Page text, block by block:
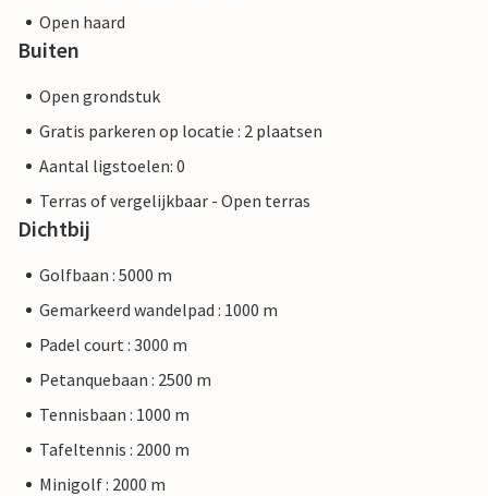
Open haard
Buiten
Open grondstuk
Gratis parkeren op locatie : 2 plaatsen
Aantal ligstoelen: 0
Terras of vergelijkbaar - Open terras
Dichtbij
Golfbaan : 5000 m
Gemarkeerd wandelpad : 1000 m
Padel court : 3000 m
Petanquebaan : 2500 m
Tennisbaan : 1000 m
Tafeltennis : 2000 m
Minigolf : 2000 m